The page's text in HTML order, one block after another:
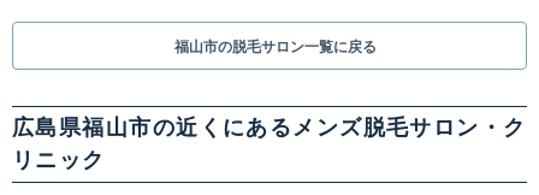
福山市の脱毛サロン一覧に戻る
広島県福山市の近くにあるメンズ脱毛サロン・ク
リニック